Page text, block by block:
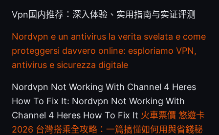
Vpn国内推荐：深入体验、实用指南与实证评测
Nordvpn e un antivirus la verita svelata e come
proteggersi davvero online: esploriamo VPN,
antivirus e sicurezza digitale
Nordvpn Not Working With Channel 4 Heres
How To Fix It: Nordvpn Not Working With
Channel 4 Heres How To Fix It 火車票價 悠遊卡
2026 台灣搭乘全攻略：一篇搞懂如何用與省錢秘